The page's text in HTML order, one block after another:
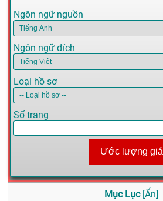
Ngôn ngữ nguồn
Ngôn ngữ đích
Loại hồ sơ
Số trang
Ước lượng giá
Mục Lục [Ẩn]